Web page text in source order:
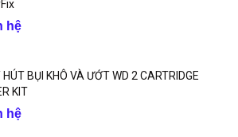
hệ
HÚT BỤI KHÔ VÀ ƯỚT WD 2 CARTRIDGE
KIT
hệ